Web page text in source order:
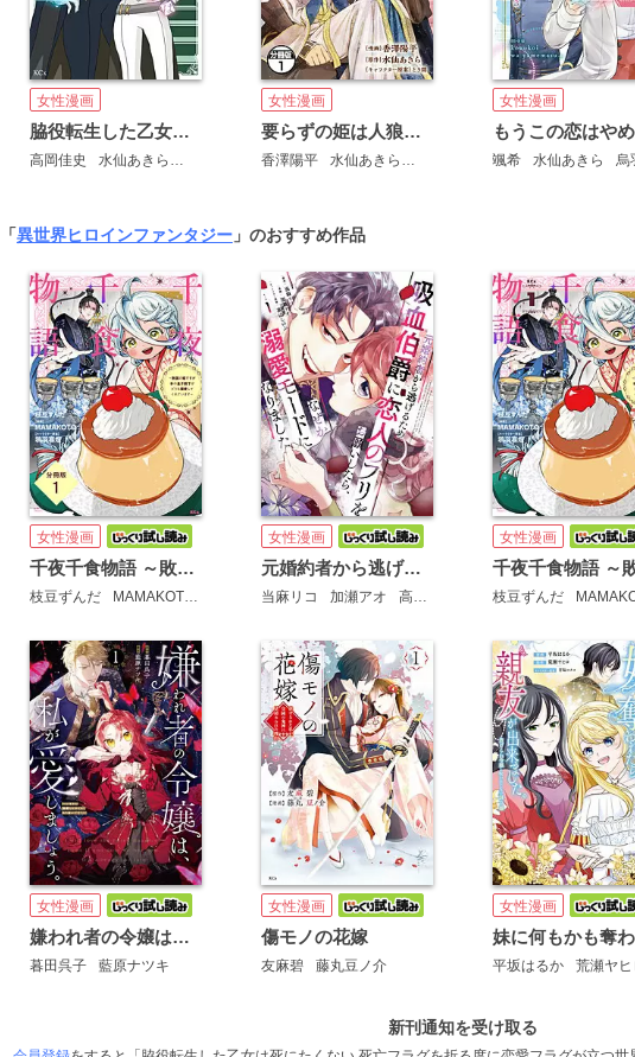
女性漫画
脇役転生した乙女は死にたくない 死亡フラグを折る度に恋愛フラグが立つ世界で頑張っています！ 分冊版
高岡佳史 水仙あきら マトリ
女性漫画
要らずの姫は人狼の国で愛され王妃となる！ 分冊版
香澤陽平 水仙あきら とき間
女性漫画
颯希 水仙あきら 烏
「異世界ヒロインファンタジー 」のおすすめ作品
女性漫画
千夜千食物語 ～敗国の姫ですが氷の皇子殿下がどうも溺愛してくれています～ 分冊版
枝豆ずんだ MAMAKOTO 鴉羽凛燈
女性漫画
元婚約者から逃げるため吸血伯爵に恋人のフリをお願いしたら、なぜか溺愛モードになりました
当麻リコ 加瀬アオ 高山しのぶ
女性漫画
枝豆ずんだ
女性漫画
嫌われ者の令嬢は、私が愛しましょう。～いまさら溺愛してきても、もう遅いです！～
暮田呉子 藍原ナツキ
女性漫画
傷モノの花嫁
友麻碧 藤丸豆ノ介
女性漫画
平坂はるか 荒瀬ヤヒ
新刊通知を受け取る